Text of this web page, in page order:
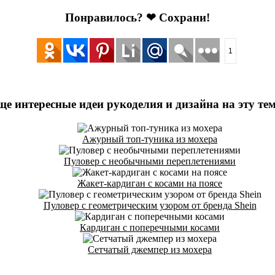
Понравилось? ❤ Сохрани!
1
интересные идеи рукоделия и дизайна на эту
Ажурный топ-туника из мохера
Пуловер с необычными переплетениями
Жакет-кардиган с косами на поясе
Пуловер с геометрическим узором от бренда Shein
Кардиган с поперечными косами
Сетчатый джемпер из мохера